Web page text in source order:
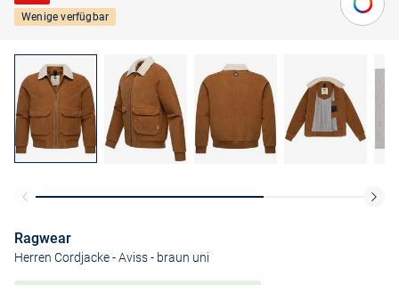
Wenige verfügbar
Ragwear
Herren Cordjacke - Aviss- braun uni